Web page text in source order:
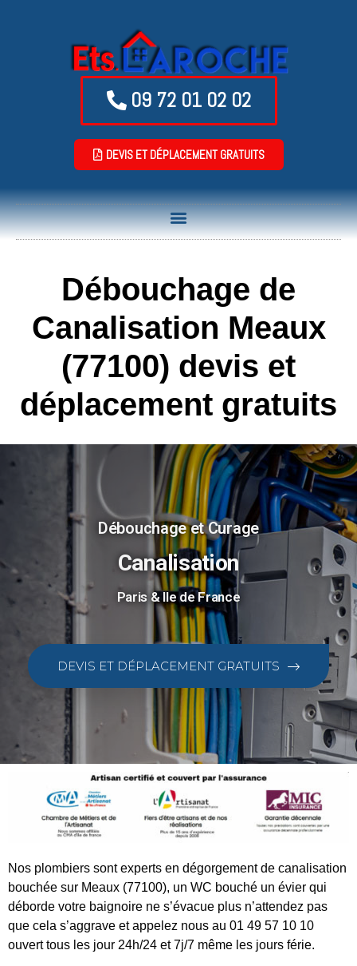
09 72 01 02 02
DEVIS ET DÉPLACEMENT GRATUITS
Débouchage de
Canalisation Meaux
(77100) devis et
déplacement gratuits
Débouchage et Curage
Canalisation
Paris & Ile de France
DEVIS ET DÉPLACEMENT GRATUITS
Nos plombiers sont experts en dégorgement de canalisation
bouchée sur Meaux (77100), un WC bouché un évier qui
déborde votre baignoire ne s’évacue plus n’attendez pas
que cela s’aggrave et appelez nous au 01 49 57 10 10
ouvert tous les jour 24h/24 et 7j/7 même les jours férie.